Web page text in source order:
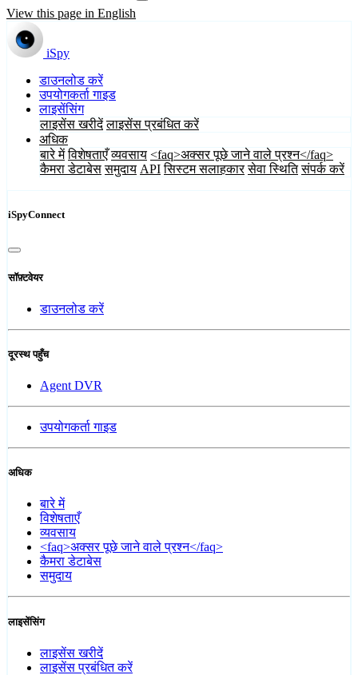
View this page in English
iSpy
डाउनलोड करें
उपयोगकर्ता गाइड
लाइसेंसिंग
लाइसेंस खरीदें लाइसेंस प्रबंधित करें
अधिक
बारे में विशेषताएँ व्यवसाय <faq>अक्सर पूछे जाने वाले प्रश्न</faq>
कैमरा डेटाबेस समुदाय API सिस्टम सलाहकार सेवा स्थिति संपर्क करें
iSpyConnect
सॉफ़्टवेयर
डाउनलोड करें
दूरस्थ पहुँच
Agent DVR
उपयोगकर्ता गाइड
अधिक
बारे में
विशेषताएँ
व्यवसाय
<faq>अक्सर पूछे जाने वाले प्रश्न</faq>
कैमरा डेटाबेस
समुदाय
लाइसेंसिंग
लाइसेंस खरीदें
लाइसेंस प्रबंधित करें